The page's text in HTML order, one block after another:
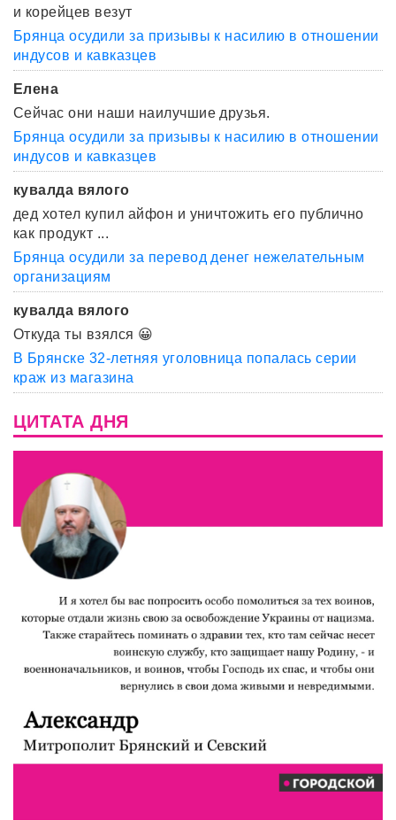
и корейцев везут
Брянца осудили за призывы к насилию в отношении
индусов и кавказцев
Елена
Сейчас они наши наилучшие друзья.
Брянца осудили за призывы к насилию в отношении
индусов и кавказцев
кувалда вялого
дед хотел купил айфон и уничтожить его публично
как продукт ...
Брянца осудили за перевод денег нежелательным
организациям
кувалда вялого
Откуда ты взялся 😀
В Брянске 32-летняя уголовница попалась серии
краж из магазина
ЦИТАТА ДНЯ